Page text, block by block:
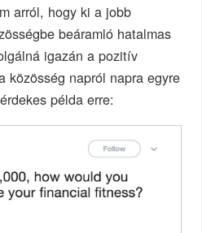
arról, hogy ki a jobb
beáramló hatalmas
igazán a pozitív
közösség napról napra egyre
példa erre: